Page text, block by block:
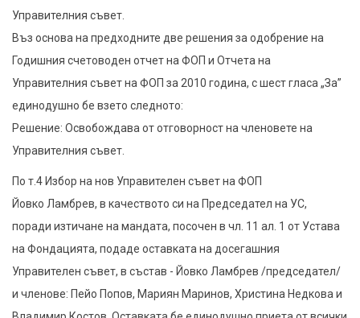
Управителния съвет.
Въз основа на предходните две решения за одобрение на
Годишния счетоводен отчет на ФОП и Отчета на
Управителния съвет на ФОП за 2010 година, с шест гласа „За”
единодушно бе взето следното:
Решение: Освобождава от отговорност на членовете на
Управителния съвет.
По т.4 Избор на нов Управителен съвет на ФОП
Йовко Ламбрев, в качеството си на Председател на УС,
поради изтичане на мандата, посочен в чл. 11 ал. 1 от Устава
на Фондацията, подаде оставката на досегашния
Управителен съвет, в състав - Йовко Ламбрев /председател/
и членове: Пейо Попов, Мариян Маринов, Христина Недкова и